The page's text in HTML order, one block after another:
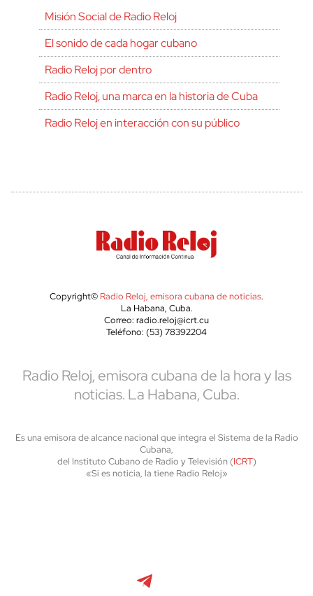
Misión Social de Radio Reloj
El sonido de cada hogar cubano
Radio Reloj por dentro
Radio Reloj, una marca en la historia de Cuba
Radio Reloj en interacción con su público
Copyright© Radio Reloj, emisora cubana de noticias.
La Habana, Cuba.
Correo: radio.reloj@icrt.cu
Teléfono: (53) 78392204
Radio Reloj, emisora cubana de la hora y las
noticias. La Habana, Cuba.
Es una emisora de alcance nacional que integra el Sistema de la Radio
Cubana,
del Instituto Cubano de Radio y Televisión (ICRT)
«Si es noticia, la tiene Radio Reloj»